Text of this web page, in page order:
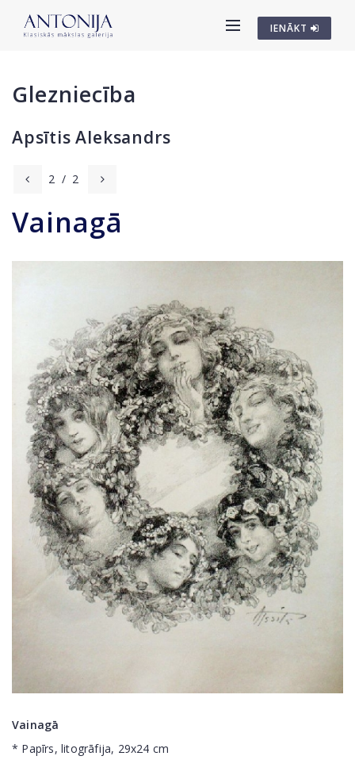
IENĀKT
Glezniecība
Apsītis Aleksandrs
2 / 2
Vainagā
Vainagā
* Papīrs, litogrāfija, 29x24 cm